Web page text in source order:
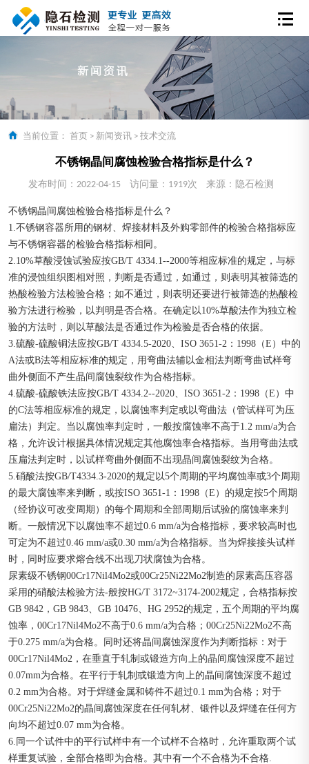
当前位置： 首页 > 新闻资讯 > 技术交流
不锈钢晶间腐蚀检验合格指标是什么？
发布时间：2022-04-15 访问量：1919次 来源：隐石检测
不锈钢晶间腐蚀检验合格指标是什么？
1.不锈钢容器所用的钢材、焊接材料及外购零部件的检验合格指标应
与不锈钢容器的检验合格指标相同。
2.10%草酸浸蚀试验应按GB/T 4334.1--2000等相应标准的规定，与标
准的浸蚀组织图相对照，判断是否通过，如通过，则表明其被筛选的
热酸检验方法检验合格；如不通过，则表明还要进行被筛选的热酸检
验方法进行检验，以判明是否合格。在确定以10%草酸法作为独立检
验的方法时，则以草酸法是否通过作为检验是否合格的依据。
3.硫酸-硫酸铜法应按GB/T 4334.5-2020、ISO 3651-2：1998（E）中的
A法或B法等相应标准的规定，用弯曲法辅以金相法判断弯曲试样弯
曲外侧面不产生晶间腐蚀裂纹作为合格指标。
4.硫酸-硫酸铁法应按GB/T 4334.2--2020、ISO 3651-2：1998（E）中
的C法等相应标准的规定，以腐蚀率判定或以弯曲法（管试样可为压
扁法）判定。当以腐蚀率判定时，一般按腐蚀率不高于1.2 mm/a为合
格，允许设计根据具体情况规定其他腐蚀率合格指标。当用弯曲法或
压扁法判定时，以试样弯曲外侧面不出现晶间腐蚀裂纹为合格。
5.硝酸法按GB/T4334.3-2020的规定以5个周期的平均腐蚀率或3个周期
的最大腐蚀率来判断，或按ISO 3651-1：1998（E）的规定按5个周期
（经协议可改变周期）的每个周期和全部周期后试验的腐蚀率来判
断。一般情况下以腐蚀率不超过0.6 mm/a为合格指标，要求较高时也
可定为不超过0.46 mm/a或0.30 mm/a为合格指标。当为焊接接头试样
时，同时应要求熔合线不出现刀状腐蚀为合格。
尿素级不锈钢00Cr17Nil4Mo2或00Cr25Ni22Mo2制造的尿素高压容器
采用的硝酸法检验方法-般按HG/T 3172~3174-2002规定，合格指标按
GB 9842，GB 9843、GB 10476、HG 2952的规定，五个周期的平均腐
蚀率，00Cr17Nil4Mo2不高于0.6 mm/a为合格；00Cr25Ni22Mo2不高
于0.275 mm/a为合格。同时还将晶间腐蚀深度作为判断指标：对于
00Cr17Nil4Mo2，在垂直于轧制或锻造方向上的晶间腐蚀深度不超过
0.07mm为合格。在平行于轧制或锻造方向上的晶间腐蚀深度不超过
0.2 mm为合格。对于焊缝金属和铸件不超过0.1 mm为合格；对于
00Cr25Ni22Mo2的晶间腐蚀深度在任何轧材、锻件以及焊缝在任何方
向均不超过0.07 mm为合格。
6.同一个试件中的平行试样中有一个试样不合格时，允许重取两个试
样重复试验，全部合格即为合格。其中有一个不合格为不合格.